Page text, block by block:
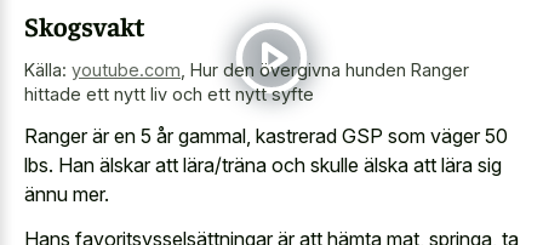
Skogsvakt
Källa: youtube.com Hur den övergivna hunden Ranger
hittade ett nytt liv och ett nytt syfte
Ranger är en 5 år gammal, kastrerad GSP som väger 50
lbs. Han älskar att lära/träna och skulle älska att lära sig
ännu mer.
Hans favoritsysselsättningar är att hämta mat, springa, ta